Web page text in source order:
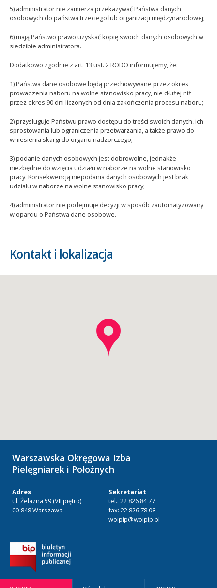
5) administrator nie zamierza przekazywać Państwa danych
osobowych do państwa trzeciego lub organizacji międzynarodowej;
6) mają Państwo prawo uzyskać kopię swoich danych osobowych w
siedzibie administratora.
Dodatkowo zgodnie z art. 13 ust. 2 RODO informujemy, że:
1) Państwa dane osobowe będą przechowywane przez okres
prowadzenia naboru na wolne stanowisko pracy, nie dłużej niż
przez okres 90 dni liczonych od dnia zakończenia procesu naboru;
2) przysługuje Państwu prawo dostępu do treści swoich danych, ich
sprostowania lub ograniczenia przetwarzania, a także prawo do
wniesienia skargi do organu nadzorczego;
3) podanie danych osobowych jest dobrowolne, jednakże
niezbędne do wzięcia udziału w naborze na wolne stanowisko
pracy. Konsekwencją niepodania danych osobowych jest brak
udziału w naborze na wolne stanowisko pracy;
4) administrator nie podejmuje decyzji w sposób zautomatyzowany
w oparciu o Państwa dane osobowe.
Kontakt i lokalizacja
Warszawska Okręgowa Izba
Pielęgniarek i Położnych
Adres
ul. Żelazna 59 (VII piętro)
00-848 Warszawa
Sekretariat
tel.: 22 826 84 77
fax: 22 826 78 08
woipip@woipip.pl